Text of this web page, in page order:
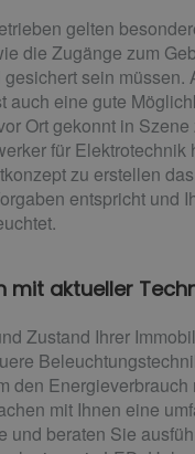
gelten
die Zugänge zum
sein müssen.
auch eine gute
Ort gekonnt in Szene
für Elektrotechnik
zu erstellen
entspricht und
mit aktueller
Zustand Ihrer
den Energieverbrauch
mit Ihnen eine
und beraten Sie